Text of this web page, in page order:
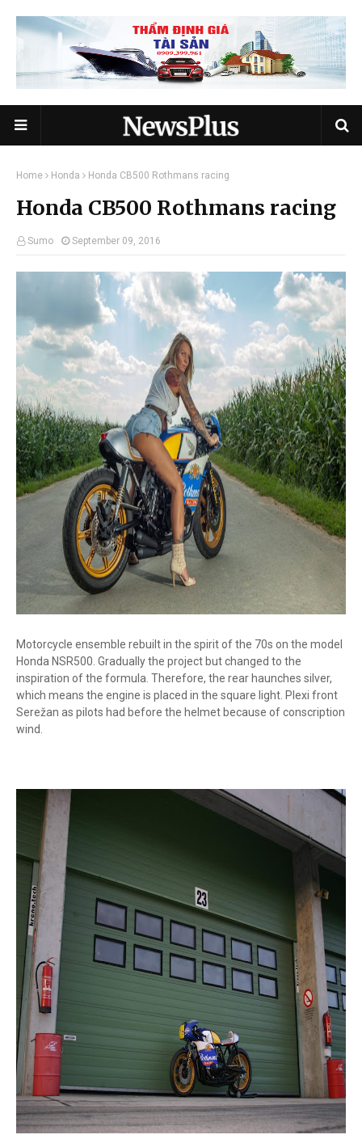
Home Honda Honda CB500 Rothmans racing
Honda CB500 Rothmans racing
Sumo September 09, 2016
Motorcycle ensemble rebuilt in the spirit of the 70s on the model
Honda NSR500. Gradually the project but changed to the
inspiration of the formula. Therefore, the rear haunches silver,
which means the engine is placed in the square light. Plexi front
Serežan as pilots had before the helmet because of conscription
wind.